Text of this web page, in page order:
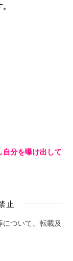
分を曝け出して
止
ついて、転載及